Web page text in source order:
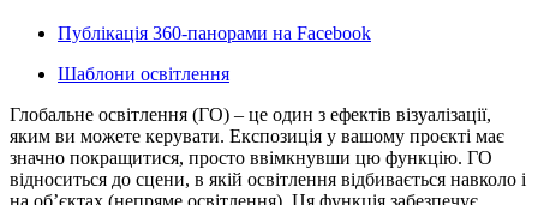
Публікація 360-панорами на Facebook
Шаблони освітлення
Глобальне освітлення (ГО) – це один з ефектів візуалізації,
яким ви можете керувати. Експозиція у вашому проєкті має
значно покращитися, просто ввімкнувши цю функцію. ГО
відноситься до сцени, в якій освітлення відбивається навколо і
на об’єктах (непряме освітлення). Ця функція забезпечує